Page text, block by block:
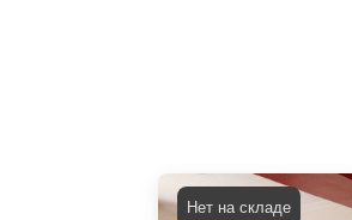
Нет на складе